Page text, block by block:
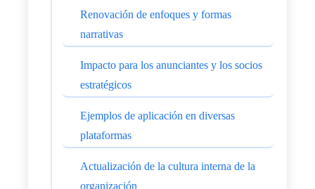
Renovación de enfoques y formas
narrativas
Impacto para los anunciantes y los socios
estratégicos
Ejemplos de aplicación en diversas
plataformas
Actualización de la cultura interna de la
organización